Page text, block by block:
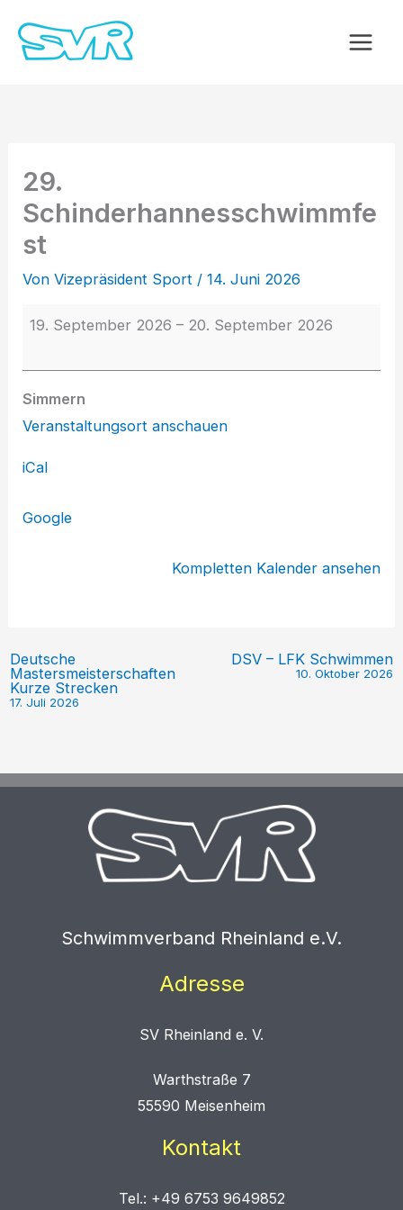
Inhalt
29.
Schinderhannesschwimmfe
st
VonVizepräsident Sport /14. Juni 2026
Schinderhannesschwimmfest
19. September 2026 – 20. September 2026
Simmern
Veranstaltungsort anschauen
iCal
Google
Kompletten Kalender ansehen
Deutsche
Mastersmeisterschaften
Kurze Strecken
17. Juli 2026
DSV – LFK Schwimmen
10. Oktober 2026
Schwimmverband Rheinland e.V.
Adresse
SV Rheinland e. V.
Warthstraße 7
55590 Meisenheim
Kontakt
Tel.: +49 6753 9649852